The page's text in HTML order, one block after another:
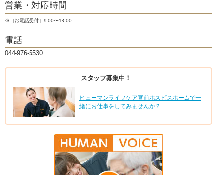
営業・対応時間
※［お電話受付］9:00〜18:00
電話
044-976-5530
スタッフ募集中！
ヒューマンライフケア宮前ホスピスホームで一
緒にお仕事をしてみませんか？